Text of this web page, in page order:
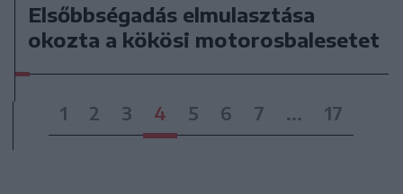
Elsőbbségadás elmulasztása
okozta a kökösi motorosbalesetet
1 2 3 4 5 6 7 ... 17